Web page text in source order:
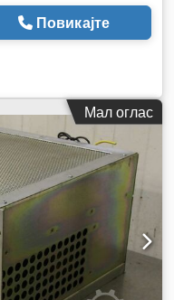
Повикајте
Мал оглас